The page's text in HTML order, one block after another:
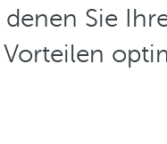
Sie